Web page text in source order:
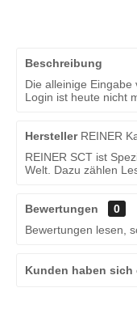
Beschreibung
Die alleinige
Login ist heute nicht
HerstellerREINER
REINER SCT ist
Welt. Dazu zählen
Bewertungen
0
Bewertungen lesen,
Kunden haben sich